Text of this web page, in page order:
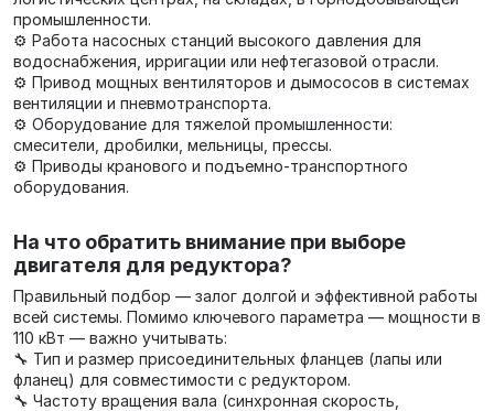
промышленности.
⚙️ Работа насосных станций высокого давления для
водоснабжения, ирригации или нефтегазовой отрасли.
⚙️ Привод мощных вентиляторов и дымососов в системах
вентиляции и пневмотранспорта.
⚙️ Оборудование для тяжелой промышленности:
смесители, дробилки, мельницы, прессы.
⚙️ Приводы кранового и подъемно-транспортного
оборудования.
На что обратить внимание при выборе
двигателя для редуктора?
Правильный подбор — залог долгой и эффективной работы
всей системы. Помимо ключевого параметра — мощности в
110 кВт — важно учитывать:
🔧 Тип и размер присоединительных фланцев (лапы или
фланец) для совместимости с редуктором.
🔧 Частоту вращения вала (синхронная скорость,